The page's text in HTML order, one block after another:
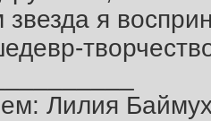
я
Лилия